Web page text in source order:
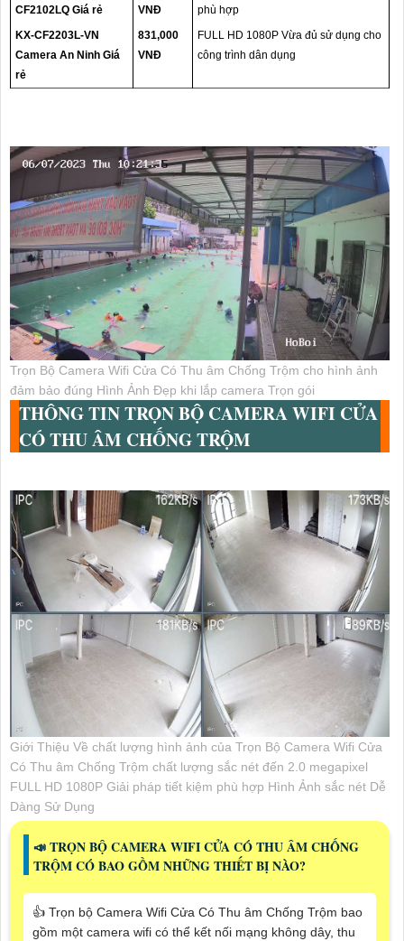
CF2102LQ Giá rẻ
VNĐ
phù hợp
KX-CF2203L-VN
Camera An Ninh Giá
rẻ
831,000
VNĐ
FULL HD 1080P Vừa đủ sử dụng cho
công trình dân dụng
Trọn Bộ Camera Wifi Cửa Có Thu âm Chống Trộm cho hình ảnh
đảm bảo đúng Hình Ảnh Đẹp khi lắp camera Trọn gói
THÔNG TINTRỌN BỘ CAMERA WIFI CỬA
CÓ THU ÂM CHỐNG TRỘM
Giới Thiệu Về chất lượng hình ảnh của Trọn Bộ Camera Wifi Cửa
Có Thu âm Chống Trộm chất lượng sắc nét đến 2.0 megapixel
FULL HD 1080P Giải pháp tiết kiệm phù hợp Hình Ảnh sắc nét Dễ
Dàng Sử Dụng
📣 TRỌN BỘ CAMERA WIFI CỬA CÓ THU ÂM CHỐNG
TRỘM CÓ BAO GỒM NHỮNG THIẾT BỊ NÀO?
👍 Trọn bộ Camera Wifi Cửa Có Thu âm Chống Trộm bao
gồm một camera wifi có thể kết nối mạng không dây, thu